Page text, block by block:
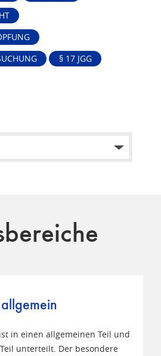
§ 17 JGG
in einen allgemeinen Teil und
unterteilt. Der besondere